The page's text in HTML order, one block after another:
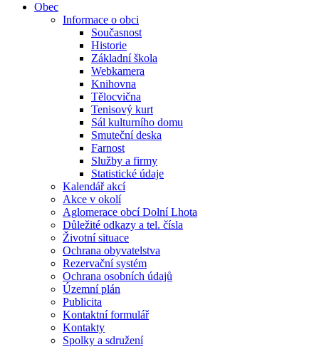
Obec
Informace o obci
Současnost
Historie
Základní škola
Webkamera
Knihovna
Tělocvična
Tenisový kurt
Sál kulturního domu
Smuteční deska
Farnost
Služby a firmy
Statistické údaje
Kalendář akcí
Akce v okolí
Aglomerace obcí Dolní Lhota
Důležité odkazy a tel. čísla
Životní situace
Ochrana obyvatelstva
Rezervační systém
Ochrana osobních údajů
Územní plán
Publicita
Kontaktní formulář
Kontakty
Spolky a sdružení